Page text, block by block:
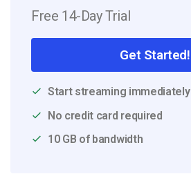
Free 14-Day Trial
Get Started!
Start streaming immediately
No credit card required
10 GB of bandwidth